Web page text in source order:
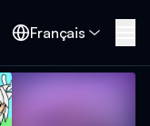
Français